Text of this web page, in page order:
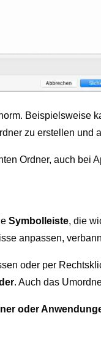
Beispielsweise
zu erstellen und
Ordner, auch
Symbolleiste, die
anpassen,
oder per
. Auch das
oder